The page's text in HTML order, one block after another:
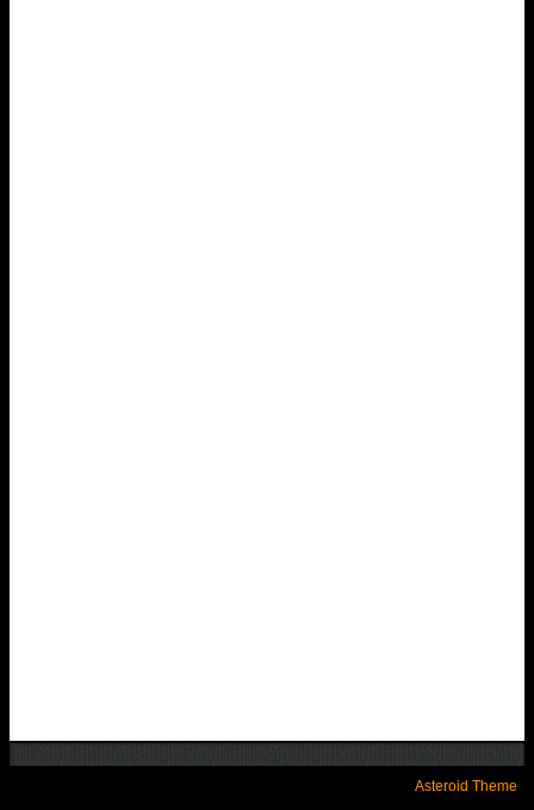
Asteroid Theme